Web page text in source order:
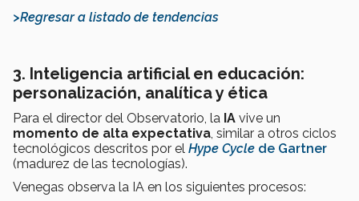
>Regresar a listado de tendencias
3. Inteligencia artificial en educación:
personalización, analítica y ética
Para el director del Observatorio, la IA vive un
momento de alta expectativa, similar a otros ciclos
tecnológicos descritos por el Hype Cycle de Gartner
(madurez de las tecnologías).
Venegas observa la IA en los siguientes procesos: